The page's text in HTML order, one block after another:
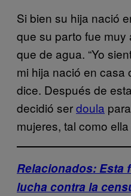
Si bien su hija nació
que su parto fue muy
que de agua. “Yo
mi hija nació en casa
dice. Después de
decidió serdoula
mujeres, tal como
Relacionados: Esta
lucha contra la